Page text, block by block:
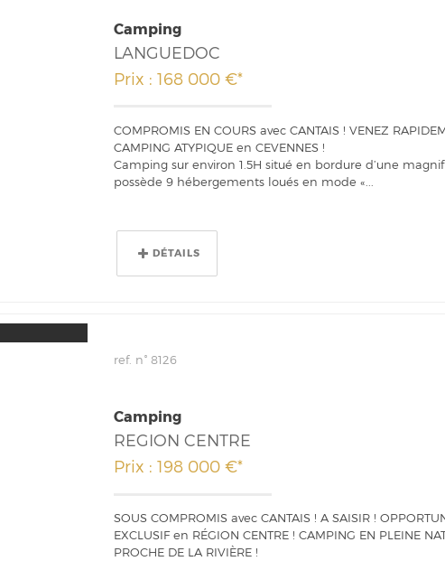
Camping
LANGUEDOC
Prix : 168 000 €*
COMPROMIS EN COURS avec CANTAIS ! VENEZ
CAMPING ATYPIQUE en CEVENNES !
Camping sur environ 1.5H situé en bordure d’une
possède 9 hébergements loués en mode «...
DÉTAILS
ref. n° 8126
Camping
REGION CENTRE
Prix : 198 000 €*
SOUS COMPROMIS avec CANTAIS ! A SAISIR !
EXCLUSIF en RÉGION CENTRE ! CAMPING EN PLEINE
PROCHE DE LA RIVIÈRE !